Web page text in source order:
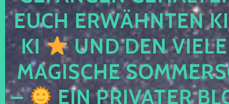
EUCH ERWÄHNTEN
KI
UND DEN
MAGISCHE
–
EIN PRIVATER